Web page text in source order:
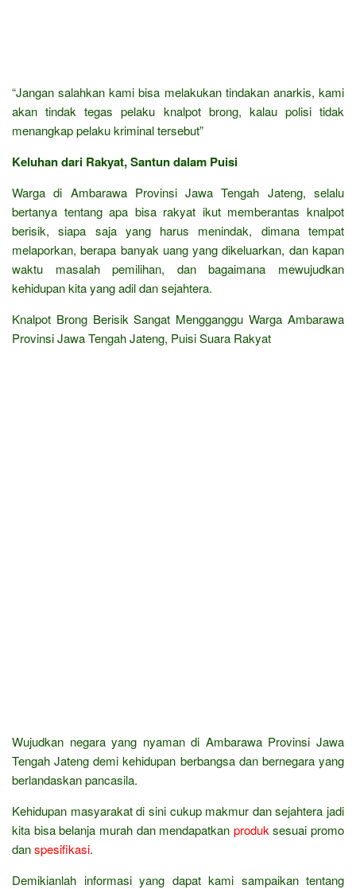
“Jangan salahkan kami bisa melakukan tindakan anarkis, kami
akan tindak tegas pelaku knalpot brong, kalau polisi tidak
menangkap pelaku kriminal tersebut”
Keluhan dari Rakyat, Santun dalam Puisi
Warga di Ambarawa Provinsi Jawa Tengah Jateng, selalu
bertanya tentang apa bisa rakyat ikut memberantas knalpot
berisik, siapa saja yang harus menindak, dimana tempat
melaporkan, berapa banyak uang yang dikeluarkan, dan kapan
waktu masalah pemilihan, dan bagaimana mewujudkan
kehidupan kita yang adil dan sejahtera.
Knalpot Brong Berisik Sangat Mengganggu Warga Ambarawa
Provinsi Jawa Tengah Jateng, Puisi Suara Rakyat
Wujudkan negara yang nyaman di Ambarawa Provinsi Jawa
Tengah Jateng demi kehidupan berbangsa dan bernegara yang
berlandaskan pancasila.
Kehidupan masyarakat di sini cukup makmur dan sejahtera jadi
kita bisa belanja murah dan mendapatkan produk sesuai promo
danspesifikasi.
Demikianlah informasi yang dapat kami sampaikan tentang